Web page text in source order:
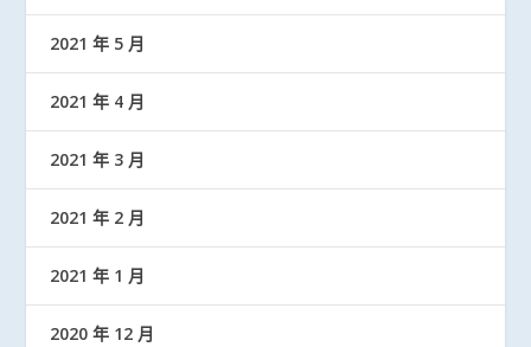
2021 年 5 月
2021 年 4 月
2021 年 3 月
2021 年 2 月
2021 年 1 月
2020 年 12 月